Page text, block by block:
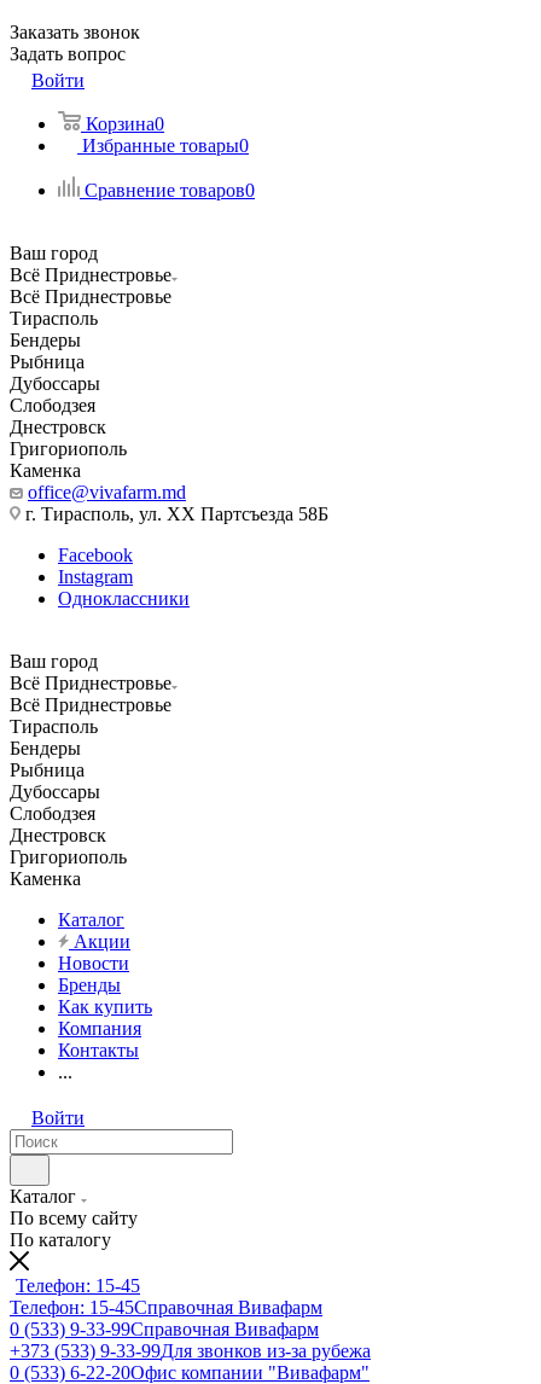
Заказать звонок
Задать вопрос
Войти
Корзина0
Избранные товары0
Сравнение товаров0
Ваш город
Всё Приднестровье
Всё Приднестровье
Тирасполь
Бендеры
Рыбница
Дубоссары
Слободзея
Днестровск
Григориополь
Каменка
office@vivafarm.md
г. Тирасполь, ул. ХХ Партсъезда 58Б
Facebook
Instagram
Одноклассники
Ваш город
Всё Приднестровье
Всё Приднестровье
Тирасполь
Бендеры
Рыбница
Дубоссары
Слободзея
Днестровск
Григориополь
Каменка
Каталог
Акции
Новости
Бренды
Как купить
Компания
Контакты
...
Войти
Каталог
По всему сайту
По каталогу
Телефон: 15-45
Телефон: 15-45Справочная Вивафарм
0 (533) 9-33-99Справочная Вивафарм
+373 (533) 9-33-99Для звонков из-за рубежа
0 (533) 6-22-20Офис компании "Вивафарм"